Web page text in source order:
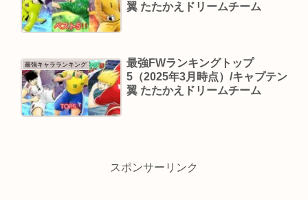
翼 たたかえドリームチーム
最強キャラランキング
最強FWランキングトップ
5（2025年3月時点）/キャプテン
翼 たたかえドリームチーム
スポンサーリンク